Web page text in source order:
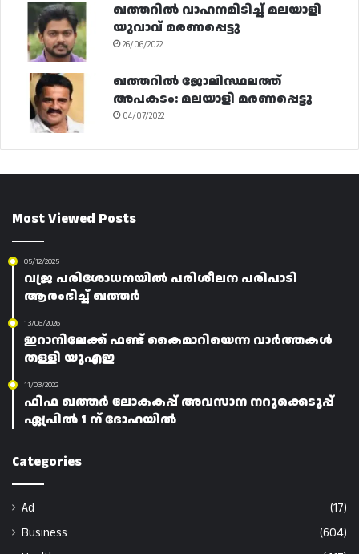
ഖത്തറിൽ വാഹനമിടിച്ച് മലയാളി
യുവാവ് മരണപ്പെട്ടു
26/06/2022
ഖത്തറിൽ ജോലിസ്ഥലത്ത്
അപകടം: മലയാളി മരണപ്പെട്ടു
04/07/2022
Most Viewed Posts
05/12/2025
വജ്ര പരിശോധനയിൽ പരിശീലന പരിപാടി
ആരംഭിച്ച് ഖത്തർ
13/06/2026
ഇറാനിലേക്ക് ഫണ്ട് കൈമാറിയെന്ന വാർത്തകൾ
തള്ളി യുഎഇ
11/03/2022
ഫിഫ ഖത്തർ ലോകകപ്പ് അവസാന നറുക്കെടുപ്പ്
ഏപ്രിൽ 1 ന് ദോഹയിൽ
Categories
Ad
(17)
Business
(604)